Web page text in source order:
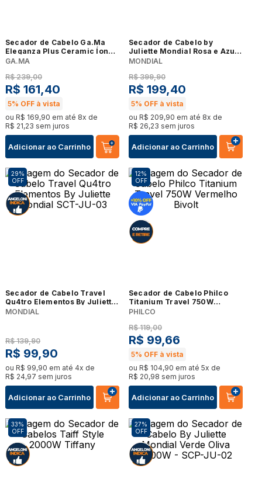
Secador de Cabelo Ga.Ma
Eleganza Plus Ceramic Íon
2100W Preto
GA.MA
R$ 239,00
R$ 161,40
5% OFF à vista
ou R$ 169,90 em até 8x de
R$ 21,23 sem juros
Adicionar ao Carrinho
Secador de Cabelo by
Juliette Mondial Rosa e Azul
SCPJU03
MONDIAL
R$ 399,90
R$ 199,40
5% OFF à vista
ou R$ 209,90 em até 8x de
R$ 26,23 sem juros
Adicionar ao Carrinho
29%
OFF
Secador de Cabelo Travel
Qu4tro Elementos By Juliette
Mondial SCT-JU-03
MONDIAL
R$ 139,90
R$ 99,90
ou R$ 99,90 em até 4x de
R$ 24,97 sem juros
Adicionar ao Carrinho
12%
OFF
Secador de Cabelo Philco
Titanium Travel 750W
Vermelho Bivolt
PHILCO
R$ 119,00
R$ 99,66
5% OFF à vista
ou R$ 104,90 em até 5x de
R$ 20,98 sem juros
Adicionar ao Carrinho
33%
OFF
27%
OFF